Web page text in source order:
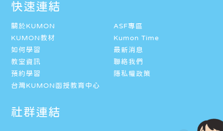
快速連結
關於KUMON
ASF專區
KUMON教材
Kumon Time
如何學習
最新消息
教室資訊
聯絡我們
預約學習
隱私權政策
台灣KUMON函授教育中心
社群連結